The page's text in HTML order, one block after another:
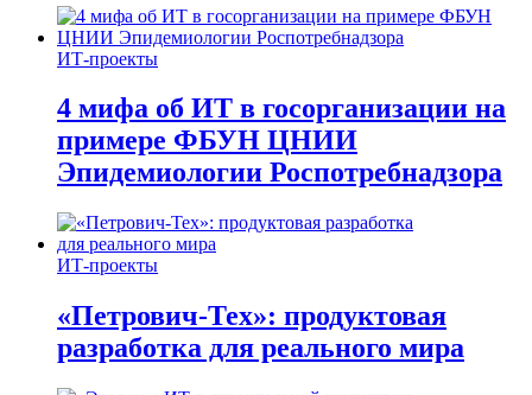
ИТ-проекты
4 мифа об ИТ в госорганизации на
примере ФБУН ЦНИИ
Эпидемиологии Роспотребнадзора
ИТ-проекты
«Петрович-Тех»: продуктовая
разработка для реального мира